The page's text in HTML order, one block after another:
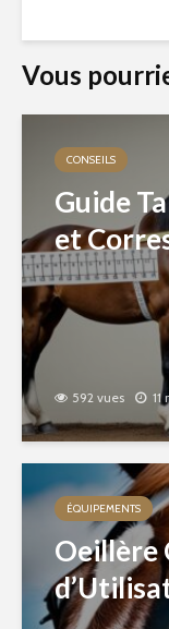
Vous
CONSEILS
Guide
et
592 vues
ÉQUIPEMENTS
Oeillère